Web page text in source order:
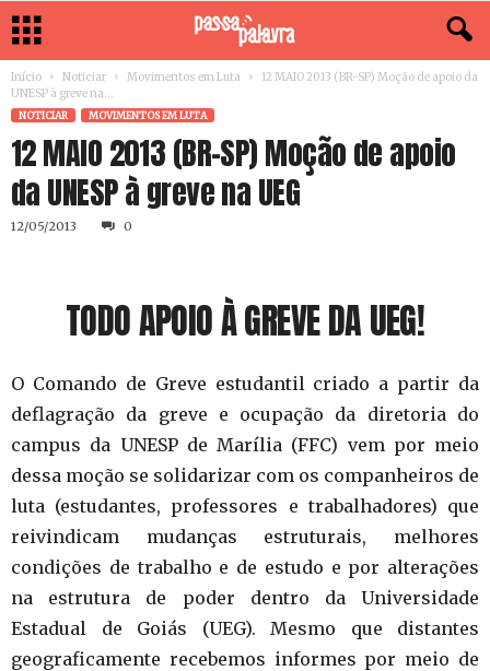
Início Noticiar Movimentos em Luta
12 MAIO 2013 (BR-SP) Moção de apoio da
UNESP à greve na...
NOTICIAR MOVIMENTOS EM LUTA
12 MAIO 2013 (BR-SP) Moção de apoio
da UNESP à greve na UEG
12/05/2013 0
TODO APOIO À GREVE DA UEG!
O Comando de Greve estudantil criado a partir da
deflagração da greve e ocupação da diretoria do
campus da UNESP de Marília (FFC) vem por meio
dessa moção se solidarizar com os companheiros de
luta (estudantes, professores e trabalhadores) que
reivindicam mudanças estruturais, melhores
condições de trabalho e de estudo e por alterações
na estrutura de poder dentro da Universidade
Estadual de Goiás (UEG). Mesmo que distantes
geograficamente recebemos informes por meio de